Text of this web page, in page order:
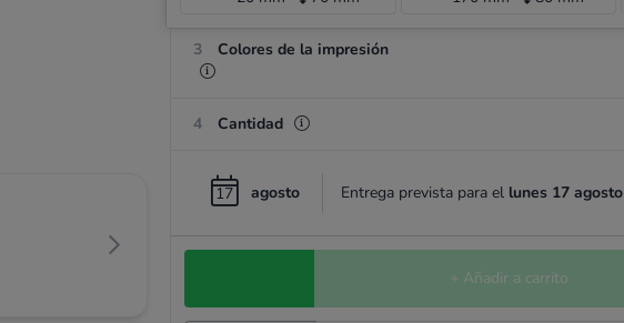
3 Colores de la impresión
4 Cantidad
17 agosto Entrega prevista para el lunes 17 agosto
+ Añadir a carrito